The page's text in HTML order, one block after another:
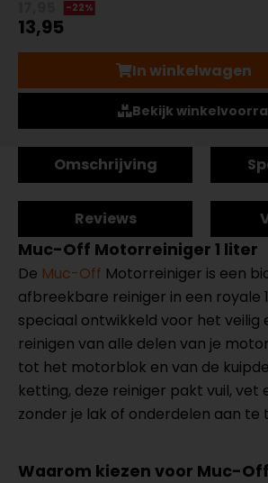
-22%
13,95
In winkelwagen
Bekijk
Omschrijving
Reviews
Muc-Off Motorreiniger 1 liter
De Muc-Off Motorreiniger is een
afbreekbare reiniger in een royale
speciaal ontwikkeld voor het veilig
reinigen van alle delen van je
tot het motorblok en van de
ketting, deze reiniger pakt vuil, vet
zonder je lak of onderdelen aan te
Waarom kiezen voor Muc-Off